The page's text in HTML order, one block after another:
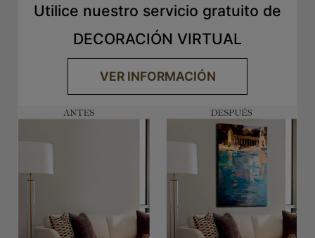
Utilice nuestro servicio gratuito de
DECORACIÓN VIRTUAL
VER INFORMACIÓN